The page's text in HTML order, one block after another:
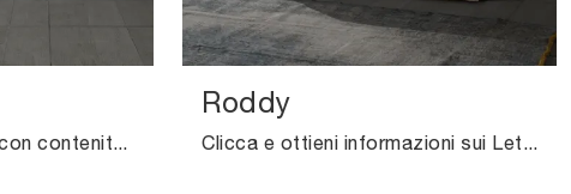
Clicca e scopri i Letti con contenitore di Excò! Il modello Tatami Alto in tessuto ti attende nelle versioni matrimoniali.
Roddy
Clicca e ottieni informazioni sui Letti imbottiti: se vuoi modelli matrimoniali design, il modello Roddy Excò fa per te.